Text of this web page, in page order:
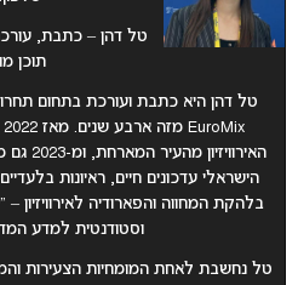
טל דהן – כתבת,
תוכן
טל דהן היא כתבת ועורכת בתחום
הישראלי עדכונים חיים, ראיונות
בלהקת המחווה והפארודיה לאירוויזיון
וסטודנטית למדע
טל נחשבת לאחת המומחיות הצעירות